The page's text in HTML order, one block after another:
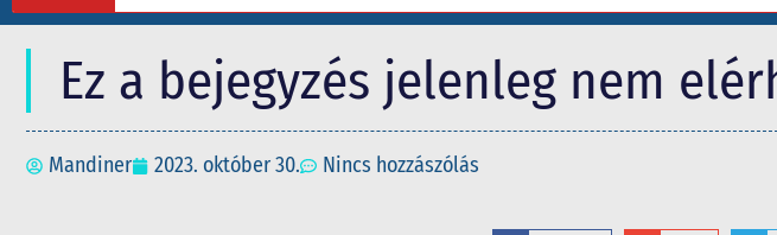
Ez a bejegyzés jelenleg nem
Mandiner 2023. október 30. Nincs hozzászólás